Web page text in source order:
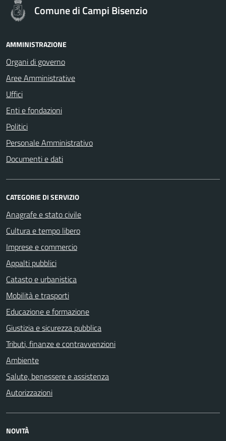
Comune di Campi Bisenzio
AMMINISTRAZIONE
Organi di governo
Aree Amministrative
Uffici
Enti e fondazioni
Politici
Personale Amministrativo
Documenti e dati
CATEGORIE DI SERVIZIO
Anagrafe e stato civile
Cultura e tempo libero
Imprese e commercio
Appalti pubblici
Catasto e urbanistica
Mobilità e trasporti
Educazione e formazione
Giustizia e sicurezza pubblica
Tributi, finanze e contravvenzioni
Ambiente
Salute, benessere e assistenza
Autorizzazioni
NOVITÀ